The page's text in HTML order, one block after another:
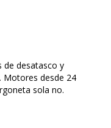
de desatasco y
Motores desde 24
sola no.